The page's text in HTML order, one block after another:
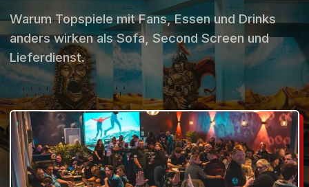
Warum Topspiele mit Fans, Essen und Drinks
anders wirken als Sofa, Second Screen und
Lieferdienst.